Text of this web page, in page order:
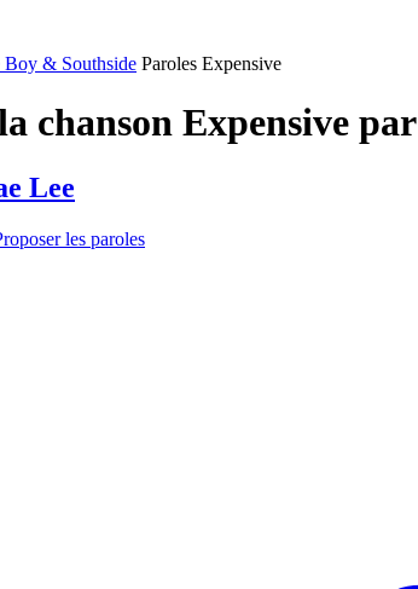
Boy & Southside Paroles Expensive
chanson Expensive par
Lee
les paroles